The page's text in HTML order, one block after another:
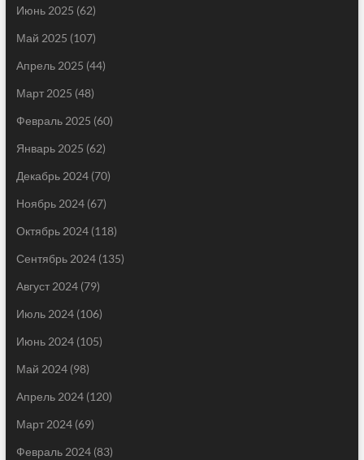
Июнь 2025 (62)
Май 2025 (107)
Апрель 2025 (44)
Март 2025 (48)
Февраль 2025 (60)
Январь 2025 (62)
Декабрь 2024(70)
Ноябрь 2024(67)
Октябрь 2024(118)
Сентябрь 2024(135)
Август 2024(79)
Июль 2024(106)
Июнь 2024(105)
Май 2024(98)
Апрель 2024(120)
Март 2024(69)
Февраль 2024(83)